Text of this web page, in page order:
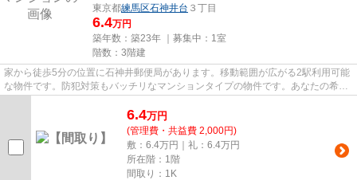
東京都練馬区石神井台 ３丁目
6.4万円
築年数：築23年 ｜募集中： 1室
階数：3階建
家から徒歩5分の位置に石神井郵便局があります。移動範囲が広がる2駅利用可能
な物件です。防犯対策もバッチリなマンションタイプの物件です。あなたの希望
6.4万円
(管理費・共益費 2,000円)
敷：6.4万円｜礼：6.4万円
所在階：1階
間取り：1K